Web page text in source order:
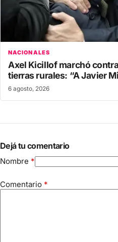
NACIONALES
Axel Kicillof marchó
tierras rurales: “A Javier
6 agosto, 2026
Dejá tu comentario
Nombre *
Comentario *